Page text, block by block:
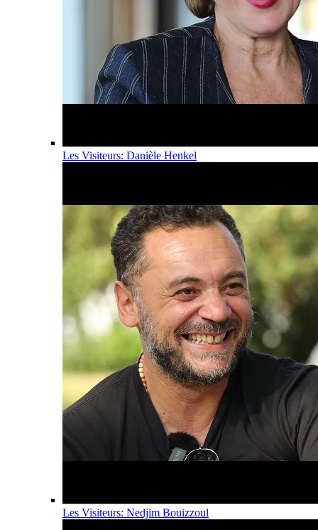
Les Visiteurs: Danièle Henkel
Les Visiteurs: Nedjim Bouizzoul